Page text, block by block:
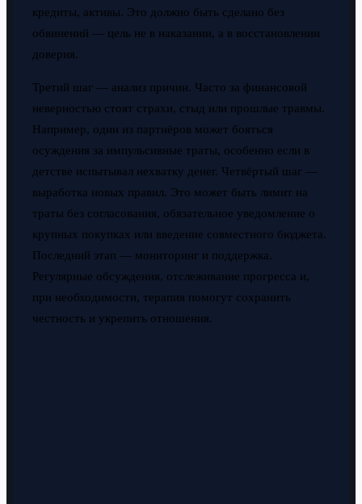
кредиты, активы. Это должно быть сделано без
обвинений — цель не в наказании, а в восстановлении
доверия.
Третий шаг — анализ причин. Часто за финансовой
неверностью стоят страхи, стыд или прошлые травмы.
Например, один из партнёров может бояться
осуждения за импульсивные траты, особенно если в
детстве испытывал нехватку денег. Четвёртый шаг —
выработка новых правил. Это может быть лимит на
траты без согласования, обязательное уведомление о
крупных покупках или введение совместного бюджета.
Последний этап — мониторинг и поддержка.
Регулярные обсуждения, отслеживание прогресса и,
при необходимости, терапия помогут сохранить
честность и укрепить отношения.